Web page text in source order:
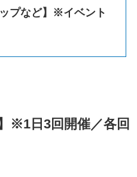
プなど】※イベント
※1日3回開催／各回